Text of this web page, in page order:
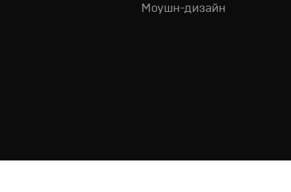
Моушн-дизайн